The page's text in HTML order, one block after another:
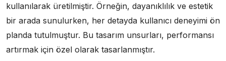
kullanılarak üretilmiştir. Örneğin, dayanıklılık ve estetik
bir arada sunulurken, her detayda kullanıcı deneyimi ön
planda tutulmuştur. Bu tasarım unsurları, performansı
artırmak için özel olarak tasarlanmıştır.